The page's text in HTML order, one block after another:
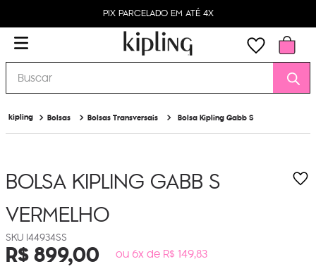
PIX PARCELADO EM ATÉ 4X
Buscar
Bolsas Bolsas Transversais Bolsa Kipling Gabb S
BOLSA KIPLING GABB S
VERMELHO
I44934SS
R$899,00 ou 6x de R$ 149,83